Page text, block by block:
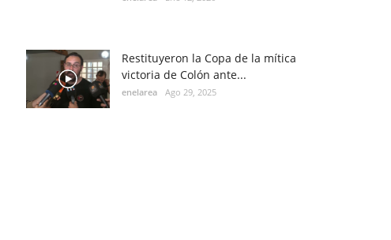
Restituyeron la Copa de la mítica
victoria de Colón ante...
enelarea Ago 29, 2025